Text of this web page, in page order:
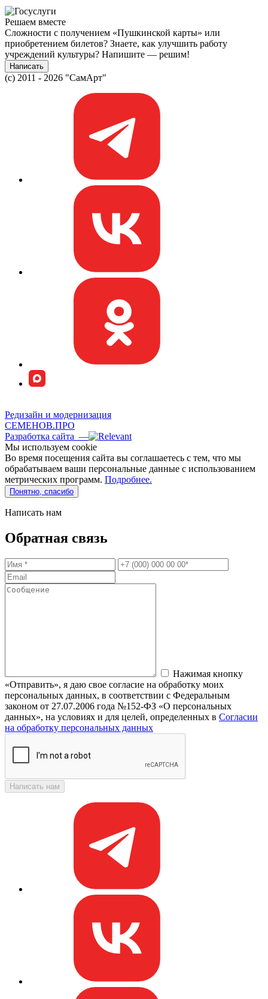
Решаем вместе
Сложности с получением «Пушкинской карты» или
приобретением билетов? Знаете, как улучшить работу
учреждений культуры? Напишите — решим!
Написать
(c) 2011 - 2026 "СамАрт"
Редизайн и модернизация
СЕМЕНОВ.ПРО
Разработка сайта —
Мы используем сookie
Во время посещения сайта вы соглашаетесь с тем, что мы
обрабатываем ваши персональные данные с использованием
метрических программ. Подробнее.
Понятно, спасибо
Написать нам
Обратная связь
Нажимая кнопку
«Отправить», я даю свое согласие на обработку моих
персональных данных, в соответствии с Федеральным
законом от 27.07.2006 года №152-ФЗ «О персональных
данных», на условиях и для целей, определенных в Согласии
на обработку персональных данных